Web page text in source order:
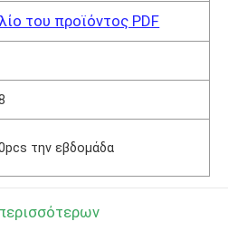
του προϊόντος PDF
την εβδομάδα